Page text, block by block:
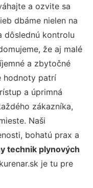
a ozvite sa
dbáme nielen na
dôslednú kontrolu
že aj malé
a zbytočné
hodnoty patrí
a úprimná
zákazníka,
Naši
bohatú prax a
technik plynových
je tu pre